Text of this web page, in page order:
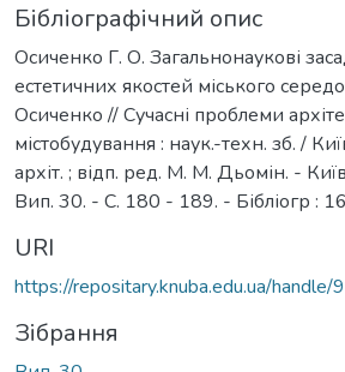
Бібліографічний опис
Осиченко Г. О. Загальнонаукові
естетичних якостей міського
Осиченко // Сучасні проблеми
містобудування : наук.-техн. зб. /
архіт. ; відп. ред. М. М. Дьомін. -
Вип. 30. - С. 180 - 189. - Бібліогр :
URI
https://repositary.knuba.edu.ua/
Зібрання